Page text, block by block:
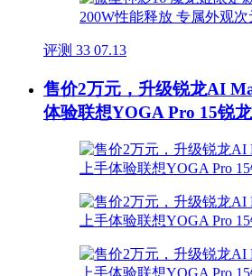
评测 33 07.13
售价2万元，升级锐龙AI
体验联想YOGA Pro 15锐